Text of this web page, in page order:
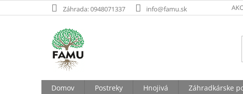
na
Záhrada: 0948071337 info@famu.sk
Domov Postreky Hnojivá Záhradkárske